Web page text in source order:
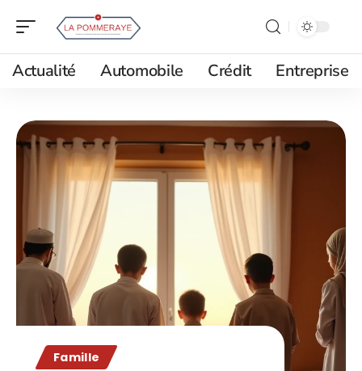
Actualité Automobile Crédit Entreprise
Famille